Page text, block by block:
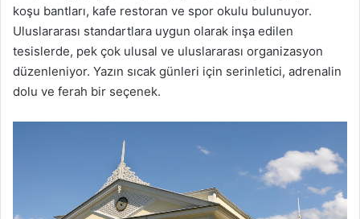
koşu bantları, kafe restoran ve spor okulu bulunuyor.
Uluslararası standartlara uygun olarak inşa edilen
tesislerde, pek çok ulusal ve uluslararası organizasyon
düzenleniyor. Yazın sıcak günleri için serinletici, adrenalin
dolu ve ferah bir seçenek.